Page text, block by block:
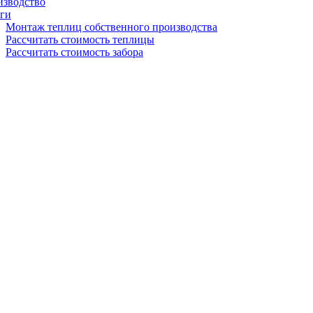
Монтаж теплиц собственного производства
Рассчитать стоимость теплицы
Рассчитать стоимость забора